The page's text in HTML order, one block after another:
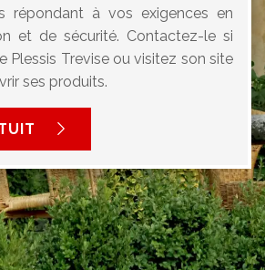
répondant à vos exigences en
et de sécurité. Contactez-le si
Plessis Trevise ou visitez son site
ses produits.